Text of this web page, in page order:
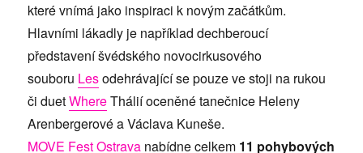
které vnímá jako inspiraci k novým začátkům.
Hlavními lákadly je například dechberoucí
představení švédského novocirkusového
souboru Lesodehrávající se pouze ve stoji na rukou
či duetWhereThálií oceněné tanečnice Heleny
Arenbergerové a Václava Kuneše.
MOVE Fest Ostrava nabídne celkem 11 pohybových